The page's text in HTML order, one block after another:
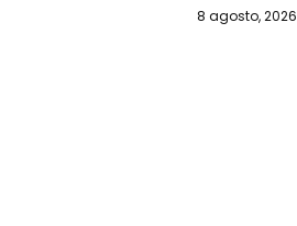
8 agosto, 2026